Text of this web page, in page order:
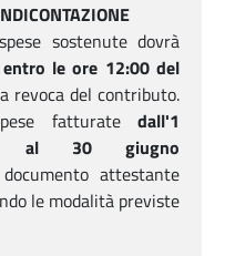
sostenute dovrà
entro le ore 12:00 del
revoca del contributo.
fatturate dall'1
al 30 giugno
attestante
le modalità previste